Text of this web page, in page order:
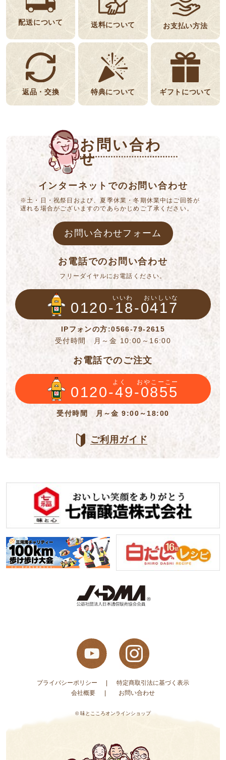
配送について 送料について お支払い方法
返品・交換 特典について ギフトについて
お問い合わ
せ
インターネットでのお問い合わせ
※土・日・祝祭日および、夏季休業・冬期休業中はご回答が
遅れる場合がございますのであらかじめご了承ください。
お問い合わせフォーム
お電話でのお問い合わせ
フリーダイヤルにお電話ください。
いいわ おいしいな
0120-18-0417
IPフォンの方:0566-79-2615
受付時間 月～金 10:00～16:00
お電話でのご注文
よく おやこーこー
0120-49-0855
受付時間 月～金 9:00～18:00
ご利用ガイド
プライバシーポリシー
特定商取引法に基づく表示
会社概要
お問い合わせ
© 味とこころオンラインショップ